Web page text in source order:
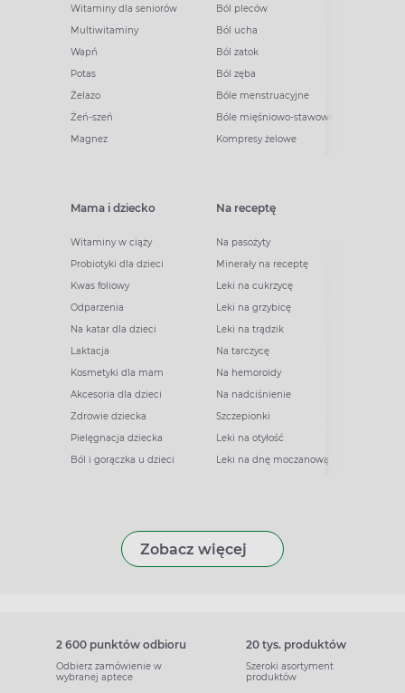
Witaminy dla seniorów
Multiwitaminy
Wapń
Potas
Żelazo
Żeń-szeń
Magnez
Ból pleców
Ból ucha
Ból zatok
Ból zęba
Bóle menstruacyjne
Bóle mięśniowo-stawowe
Kompresy żelowe
Mama i dziecko
Witaminy w ciąży
Probiotyki dla dzieci
Kwas foliowy
Odparzenia
Na katar dla dzieci
Laktacja
Kosmetyki dla mam
Akcesoria dla dzieci
Zdrowie dziecka
Pielęgnacja dziecka
Ból i gorączka u dzieci
Na receptę
Na pasożyty
Minerały na receptę
Leki na cukrzycę
Leki na grzybicę
Leki na trądzik
Na tarczycę
Na hemoroidy
Na nadciśnienie
Szczepionki
Leki na otyłość
Leki na dnę moczanową
Zobacz więcej
2 600 punktów odbioru
Odbierz zamówienie w
wybranej aptece
20 tys. produktów
Szeroki asortyment
produktów